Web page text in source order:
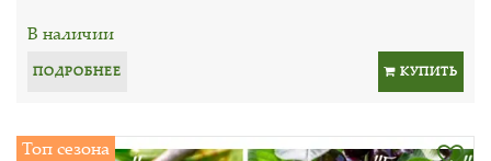
В наличии
ПОДРОБНЕЕ КУПИТЬ
Топ сезона